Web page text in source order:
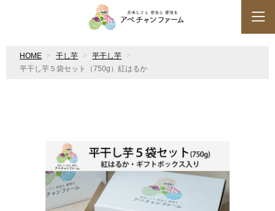
HOME 干し芋
平干し芋
平干し芋５袋セット（750g）紅はるか